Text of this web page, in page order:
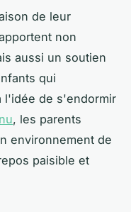
de leur
non
aussi un soutien
qui
l'idée de s'endormir
, les parents
environnement de
paisible et